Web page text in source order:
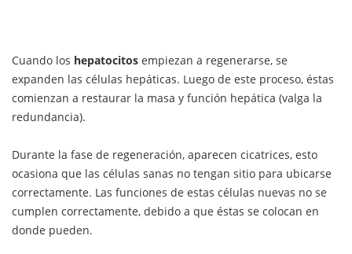
Cuando los hepatocitos empiezan a regenerarse, se
expanden las células hepáticas. Luego de este proceso, éstas
comienzan a restaurar la masa y función hepática (valga la
redundancia).
Durante la fase de regeneración, aparecen cicatrices, esto
ocasiona que las células sanas no tengan sitio para ubicarse
correctamente. Las funciones de estas células nuevas no se
cumplen correctamente, debido a que éstas se colocan en
donde pueden.